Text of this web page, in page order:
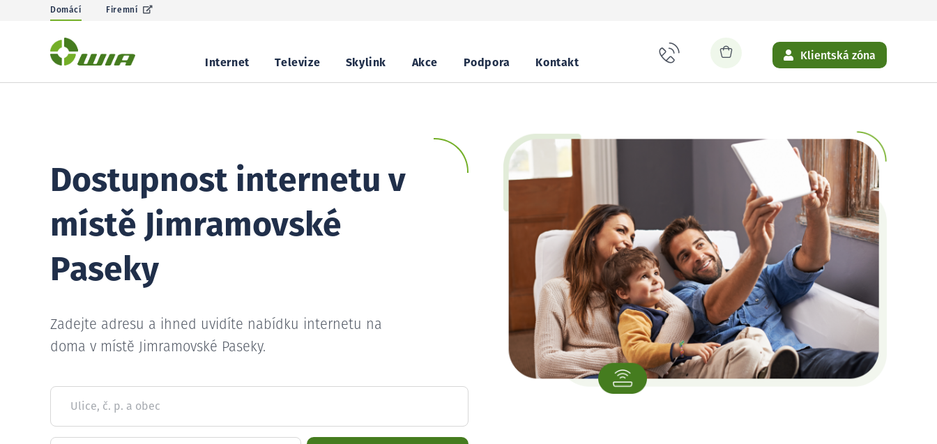
Domácí Firemní
Internet Televize Skylink Akce Podpora Kontakt
Klientská zóna
Dostupnost internetu v
místě Jimramovské
Paseky
Zadejte adresu a ihned uvidíte nabídku internetu na
doma v místě Jimramovské Paseky.
Ulice, č. p. a obec